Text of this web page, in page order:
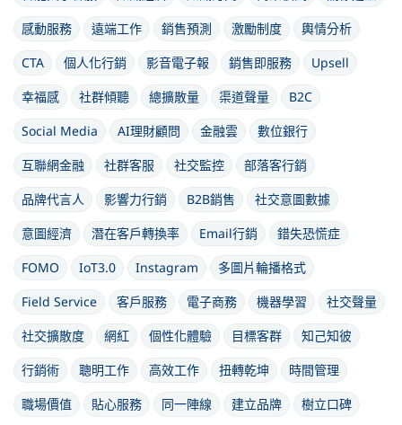
感動服務
遠端工作 銷售預測 激勵制度
輿情分析
CTA
個人化行銷 影音電子報 銷售即服務
Upsell
幸福感
社群傾聽 總擴散量 渠道聲量
B2C
Social Media
AI理財顧問 金融雲
數位銀行
互聯網金融
社群客服 社交監控
部落客行銷
品牌代言人
影響力行銷 B2B銷售
社交意圖數據
意圖經濟
潛在客戶轉換率 Email行銷
錯失恐慌症
FOMO
IoT3.0 Instagram
多圖片輪播格式
Field Service
客戶服務 電子商務 機器學習
社交聲量
社交擴散度
網紅 個性化體驗 目標客群
知己知彼
行銷術
聰明工作 高效工作 扭轉乾坤
時間管理
職場價值
貼心服務 同一陣線 建立品牌 樹立口碑